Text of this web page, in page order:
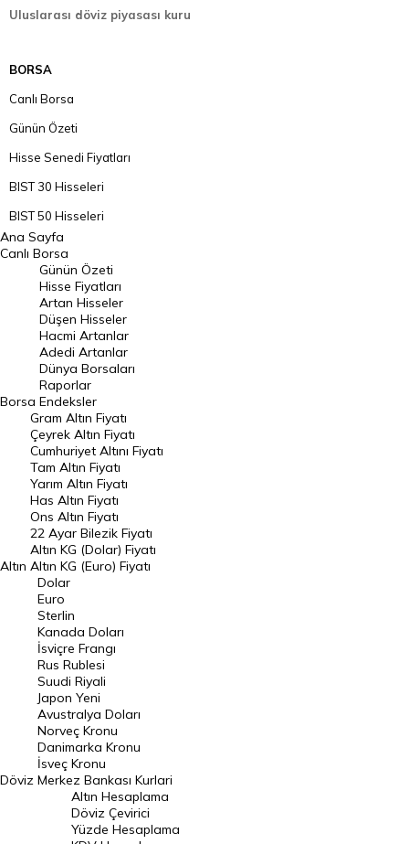
Uluslarası döviz piyasası kuru
BORSA
Canlı Borsa
Günün Özeti
Hisse Senedi Fiyatları
BIST 30 Hisseleri
BIST 50 Hisseleri
BIST 100 Hisseleri
En Çok Artan Hisseler
En Çok Düşen Hisseler
Hacmi Artanlar
Geçmiş Kapanışlar
Dünya Borsaları
Raporlar
Endeksler
DÖVİZ
Döviz Kuru
Dolar Kuru
Euro Kuru
Pound Kuru
Frank Kuru
Riyal Kuru
Avustralya Doları
Danimarka Kronu Kuru
Kanada Doları Kuru
Norveç Kronu Kuru
İsveç Kronu Kuru
Japon Yeni Kuru
Ana Sayfa
Canlı Borsa
Borsa
Günün Özeti
Hisse Fiyatları
Artan Hisseler
Düşen Hisseler
Hacmi Artanlar
Adedi Artanlar
Dünya Borsaları
Raporlar
Endeksler
Altın
Gram Altın Fiyatı
Çeyrek Altın Fiyatı
Cumhuriyet Altını Fiyatı
Tam Altın Fiyatı
Yarım Altın Fiyatı
Has Altın Fiyatı
Ons Altın Fiyatı
22 Ayar Bilezik Fiyatı
Altın KG (Dolar) Fiyatı
Altın KG (Euro) Fiyatı
Döviz
Dolar
Euro
Sterlin
Kanada Doları
İsviçre Frangı
Rus Rublesi
Suudi Riyali
Japon Yeni
Avustralya Doları
Norveç Kronu
Danimarka Kronu
İsveç Kronu
Merkez Bankası Kurlari
Altın Hesaplama
Döviz Çevirici
Yüzde Hesaplama